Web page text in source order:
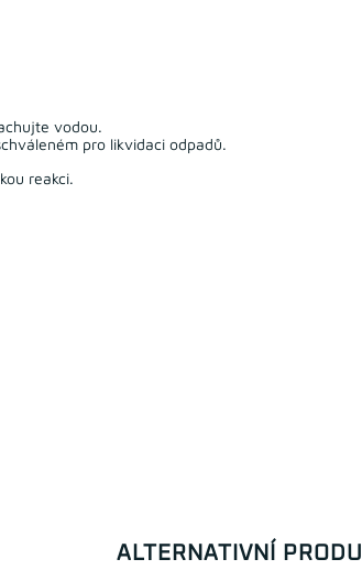
vodou.
pro likvidaci odpadů.
reakci.
ALTERNATIVNÍ